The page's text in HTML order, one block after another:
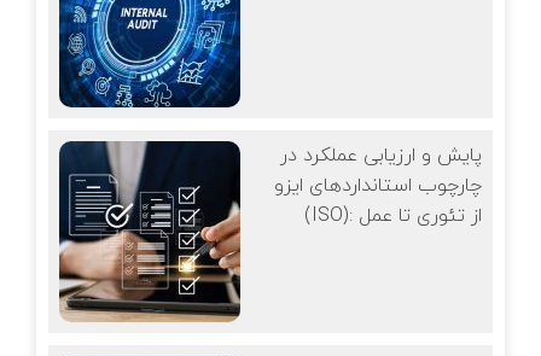
پایش و ارزیابی عملکرد در
چارچوب استانداردهای ایزو
(ISO): از تئوری تا عمل